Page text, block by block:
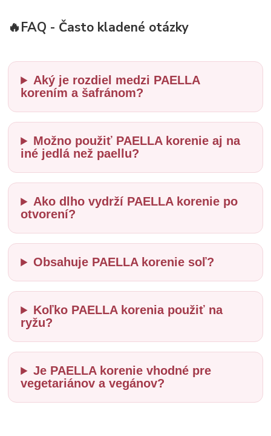
🔥FAQ - Často kladené otázky
Aký je rozdiel medzi PAELLA
korením a šafránom?
Možno použiť PAELLA korenie aj na
iné jedlá než paellu?
Ako dlho vydrží PAELLA korenie po
otvorení?
Obsahuje PAELLA korenie soľ?
Koľko PAELLA korenia použiť na
ryžu?
Je PAELLA korenie vhodné pre
vegetariánov a vegánov?